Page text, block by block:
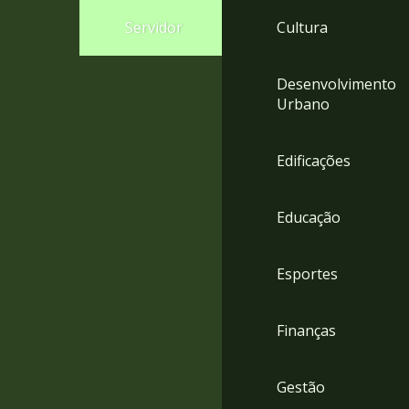
Servidor Cultura
Desenvolvimento
Urbano
Edificações
Educação
Esportes
Finanças
Gestão